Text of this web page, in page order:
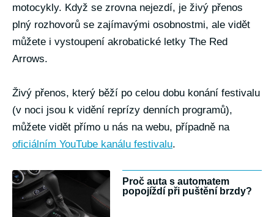
motocykly. Když se zrovna nejezdí, je živý přenos
plný rozhovorů se zajímavými osobnostmi, ale vidět
můžete i vystoupení akrobatické letky The Red
Arrows.
Živý přenos, který běží po celou dobu konání festivalu
(v noci jsou k vidění reprízy denních programů),
můžete vidět přímo u nás na webu, případně na
oficiálním YouTube kanálu festivalu.
Proč auta s automatem
popojíždí při puštění brzdy?